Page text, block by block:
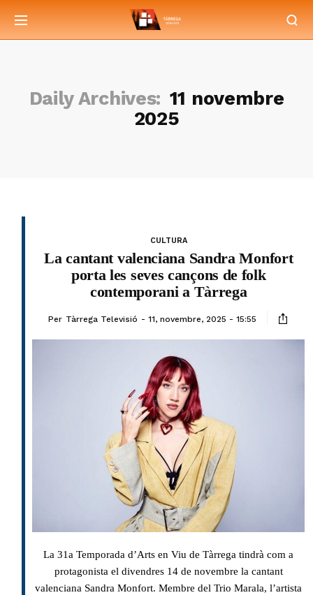
Daily Archives: 11 novembre
2025
CULTURA
La cantant valenciana Sandra Monfort
porta les seves cançons de folk
contemporani a Tàrrega
Per Tàrrega Televisió 11, novembre, 2025 - 15:55
La 31a Temporada d’Arts en Viu de Tàrrega tindrà com a
protagonista el divendres 14 de novembre la cantant
valenciana Sandra Monfort. Membre del Trio Marala, l’artista